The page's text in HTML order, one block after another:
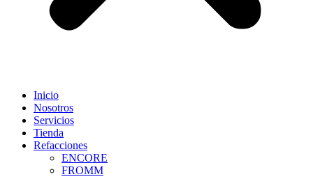
Inicio
Nosotros
Servicios
Tienda
Refacciones
ENCORE
FROMM